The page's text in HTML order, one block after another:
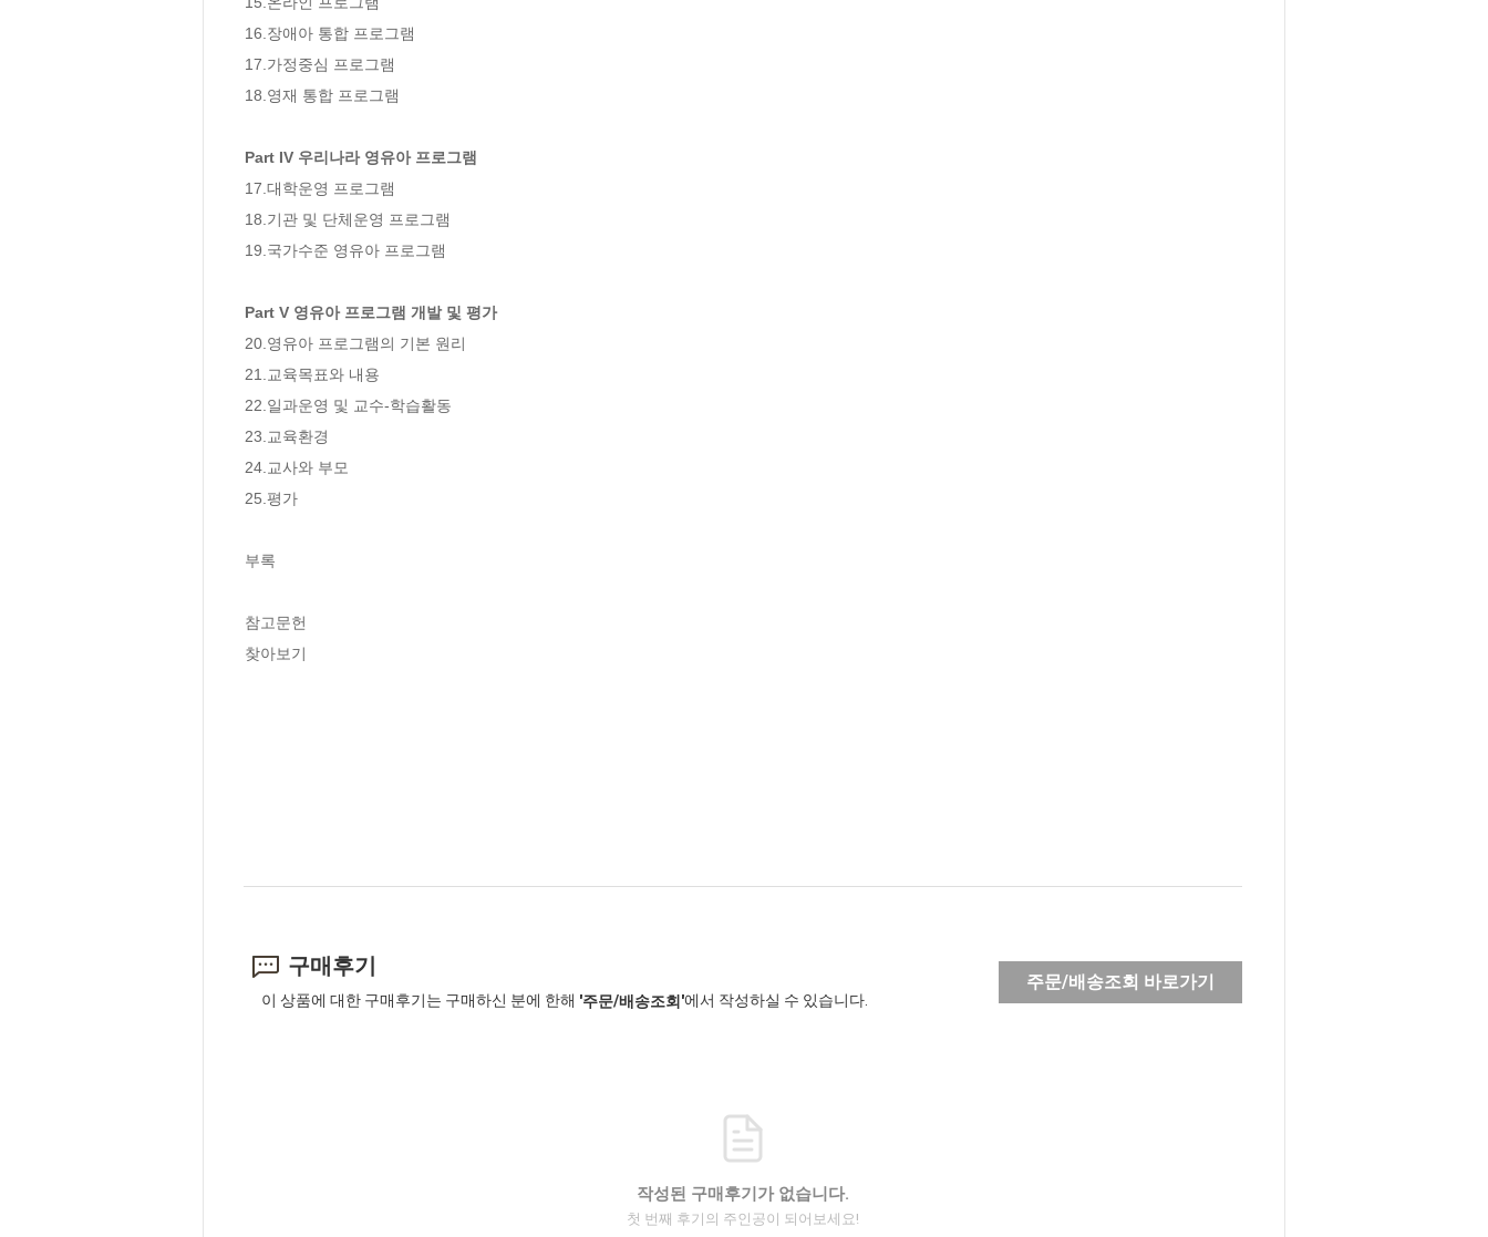
16.장애아 통합 프로그램
17.가정중심 프로그램
18.영재 통합 프로그램
Part IV 우리나라 영유아 프로그램
17.대학운영 프로그램
18.기관 및 단체운영 프로그램
19.국가수준 영유아 프로그램
Part V 영유아 프로그램 개발 및 평가
20.영유아 프로그램의 기본 원리
21.교육목표와 내용
22.일과운영 및 교수-학습활동
23.교육환경
24.교사와 부모
25.평가
부록
참고문헌
찾아보기
구매후기
이 상품에 대한 구매후기는 구매하신 분에 한해 '주문/배송조회'에서 작성하실 수 있습니다.
주문/배송조회 바로가기
작성된 구매후기가 없습니다.
첫 번째 후기의 주인공이 되어보세요!